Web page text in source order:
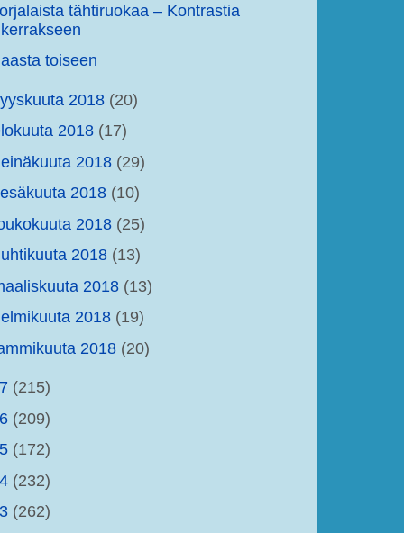
tähtiruokaa – Kontrastia
kerrakseen
toiseen
2018 (20)
2018 (17)
2018 (29)
2018 (10)
2018 (25)
2018 (13)
2018 (13)
2018 (19)
2018 (20)
(215)
(209)
(172)
(232)
(262)